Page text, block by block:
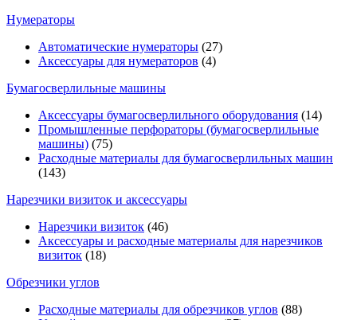
Нумераторы
Автоматические нумераторы (27)
Аксессуары для нумераторов (4)
Бумагосверлильные машины
Аксессуары бумагосверлильного оборудования (14)
Промышленные перфораторы (бумагосверлильные
машины) (75)
Расходные материалы для бумагосверлильных машин
(143)
Нарезчики визиток и аксессуары
Нарезчики визиток (46)
Аксессуары и расходные материалы для нарезчиков
визиток (18)
Обрезчики углов
Расходные материалы для обрезчиков углов (88)